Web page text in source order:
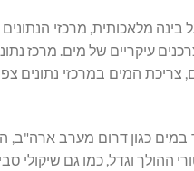
מלאכותית, מרכזי
כגון דרום מערב ארה"ב,
ההולך וגדל, כמו גם שיקולי